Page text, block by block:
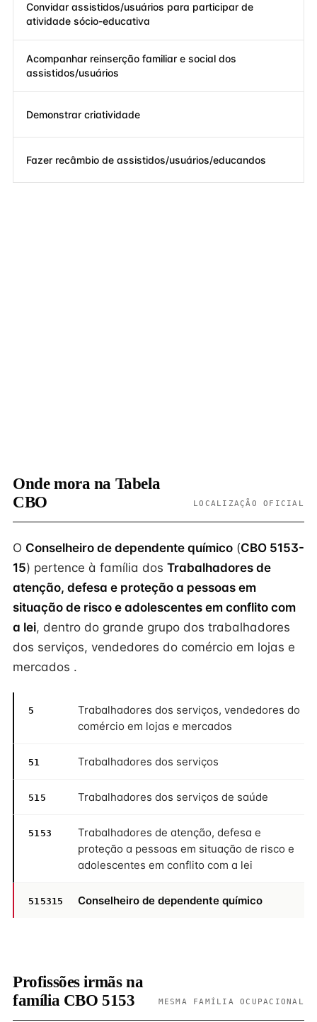
Convidar assistidos/usuários para participar de
atividade sócio-educativa
Acompanhar reinserção familiar e social dos
assistidos/usuários
Demonstrar criatividade
Fazer recâmbio de assistidos/usuários/educandos
Onde mora na Tabela
CBO
LOCALIZAÇÃO OFICIAL
O Conselheiro de dependente químico (CBO 5153-
15) pertence à família dos Trabalhadores de
atenção, defesa e proteção a pessoas em
situação de risco e adolescentes em conflito com
a lei, dentro do grande grupo dos trabalhadores
dos serviços, vendedores do comércio em lojas e
mercados .
5
Trabalhadores dos serviços, vendedores do
comércio em lojas e mercados
51 Trabalhadores dos serviços
515 Trabalhadores dos serviços de saúde
5153
Trabalhadores de atenção, defesa e
proteção a pessoas em situação de risco e
adolescentes em conflito com a lei
515315 Conselheiro de dependente químico
Profissões irmãs na
família CBO 5153
MESMA FAMÍLIA OCUPACIONAL